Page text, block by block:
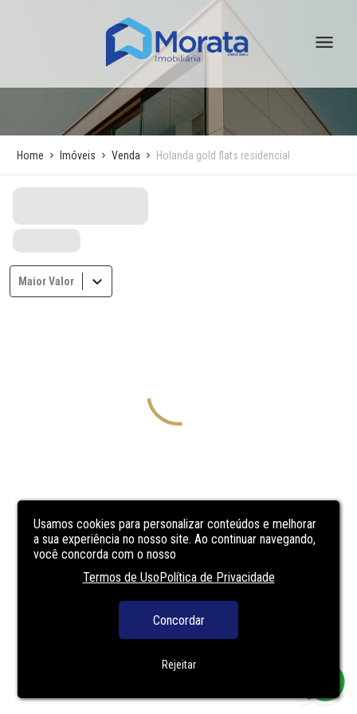
Usamos cookies para personalizar conteúdos e melhorar
a sua experiência no nosso site. Ao continuar navegando,
você concorda com o nosso
Termos de UsoPolítica de Privacidade
Concordar
Rejeitar
Home Imóveis Venda Holanda gold flats residencial
Maior Valor